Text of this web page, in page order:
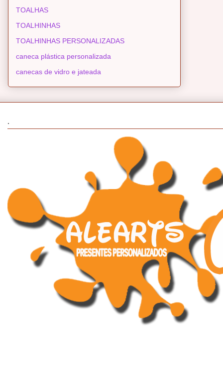
TOALHAS
TOALHINHAS
TOALHINHAS PERSONALIZADAS
caneca plástica personalizada
canecas de vidro e jateada
.